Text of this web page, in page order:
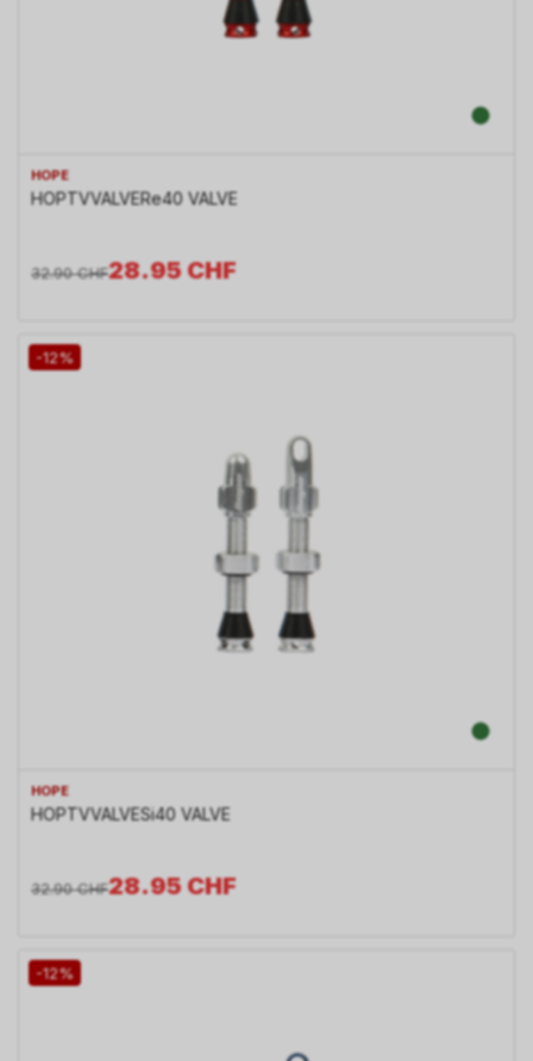
HOPE
HOPTVVALVERe40 VALVE
28.95CHF
32.90 CHF
-12%
HOPE
HOPTVVALVESi40 VALVE
28.95CHF
32.90 CHF
-12%